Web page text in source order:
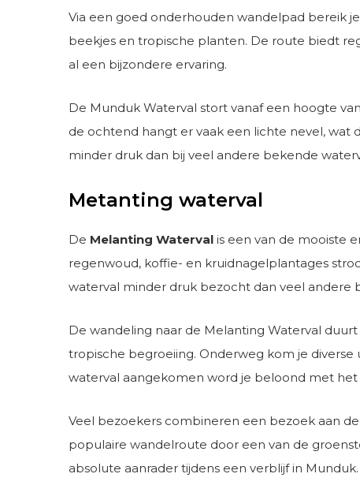
Via een goed onderhouden wandelpad bereik
beekjes en tropische planten. De route biedt
al een bijzondere ervaring.
De Munduk Waterval stort vanaf een hoogte
de ochtend hangt er vaak een lichte nevel, wat
minder druk dan bij veel andere bekende
Metanting waterval
De Melanting Waterval is een van de mooiste
regenwoud, koffie- en kruidnagelplantages
waterval minder druk bezocht dan veel andere
De wandeling naar de Melanting Waterval
tropische begroeiing. Onderweg kom je
waterval aangekomen word je beloond met
Veel bezoekers combineren een bezoek aan
populaire wandelroute door een van de
absolute aanrader tijdens een verblijf in Munduk.